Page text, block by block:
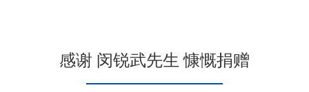
感谢 闵锐武先生 慷慨捐赠